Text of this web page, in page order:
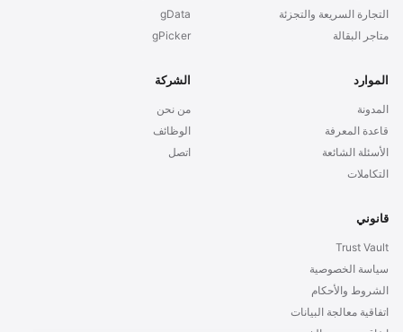
التجارة السريعة والتجزئة
متاجر البقالة
gData
gPicker
الموارد
المدونة
قاعدة المعرفة
الأسئلة الشائعة
التكاملات
الشركة
من نحن
الوظائف
اتصل
قانوني
Trust Vault
سياسة الخصوصية
الشروط والأحكام
اتفاقية معالجة البيانات